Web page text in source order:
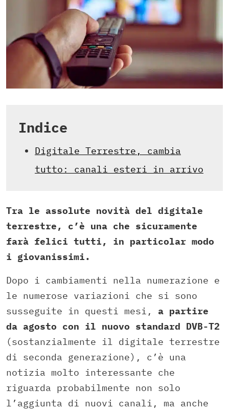
Indice
Digitale Terrestre, cambia
tutto: canali esteri in arrivo
Tra le assolute novità del digitale
terrestre, c’è una che sicuramente
farà felici tutti, in particolar modo
i giovanissimi.
Dopo i cambiamenti nella numerazione e
le numerose variazioni che si sono
susseguite in questi mesi, a partire
da agosto con il nuovo standard DVB-T2
(sostanzialmente il digitale terrestre
di seconda generazione), c’è una
notizia molto interessante che
riguarda probabilmente non solo
l’aggiunta di nuovi canali, ma anche